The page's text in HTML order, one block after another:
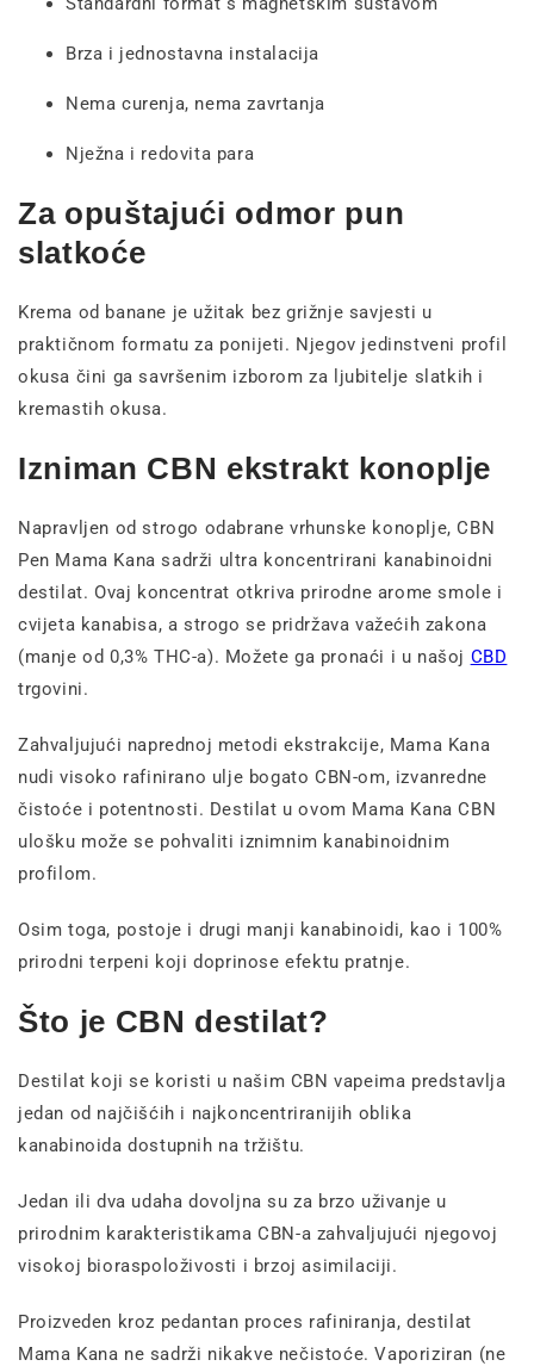
Brza i jednostavna instalacija
Nema curenja, nema zavrtanja
Nježna i redovita para
Za opuštajući odmor pun
slatkoće
Krema od banane je užitak bez grižnje savjesti u
praktičnom formatu za ponijeti. Njegov jedinstveni profil
okusa čini ga savršenim izborom za ljubitelje slatkih i
kremastih okusa.
Izniman CBN ekstrakt konoplje
Napravljen od strogo odabrane vrhunske konoplje, CBN
Pen Mama Kana sadrži ultra koncentrirani kanabinoidni
destilat. Ovaj koncentrat otkriva prirodne arome smole i
cvijeta kanabisa, a strogo se pridržava važećih zakona
(manje od 0,3% THC-a). Možete ga pronaći i u našoj CBD
trgovini.
Zahvaljujući naprednoj metodi ekstrakcije, Mama Kana
nudi visoko rafinirano ulje bogato CBN-om, izvanredne
čistoće i potentnosti. Destilat u ovom Mama Kana CBN
ulošku može se pohvaliti iznimnim kanabinoidnim
profilom.
Osim toga, postoje i drugi manji kanabinoidi, kao i 100%
prirodni terpeni koji doprinose efektu pratnje.
Što je CBN destilat?
Destilat koji se koristi u našim CBN vapeima predstavlja
jedan od najčišćih i najkoncentriranijih oblika
kanabinoida dostupnih na tržištu.
Jedan ili dva udaha dovoljna su za brzo uživanje u
prirodnim karakteristikama CBN-a zahvaljujući njegovoj
visokoj bioraspoloživosti i brzoj asimilaciji.
Proizveden kroz pedantan proces rafiniranja, destilat
Mama Kana ne sadrži nikakve nečistoće. Vaporiziran (ne